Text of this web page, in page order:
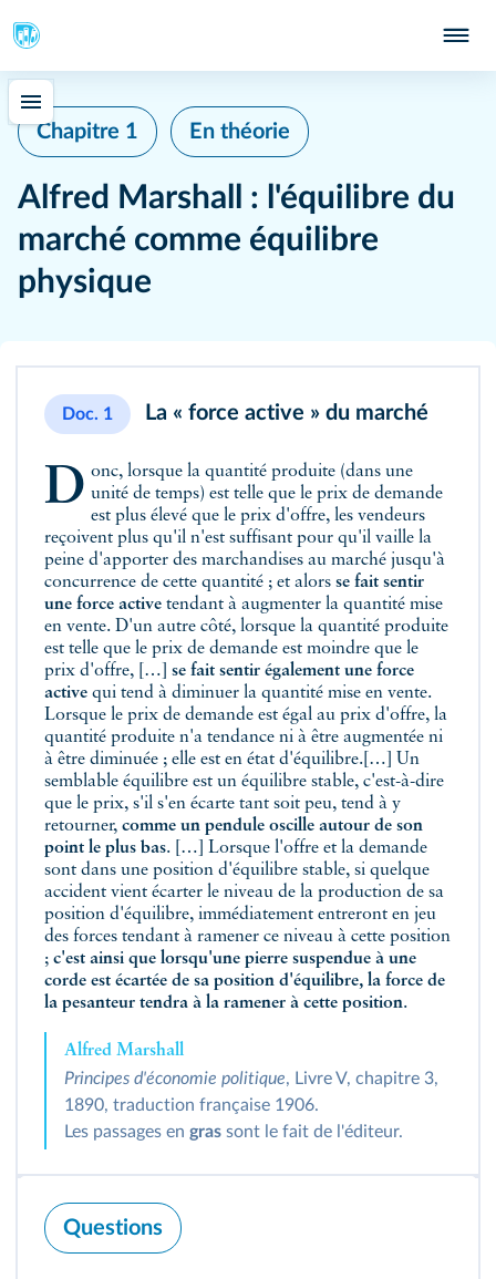
Chapitre 1 En théorie
Alfred Marshall : l'équilibre du
marché comme équilibre
physique
Doc. 1 La « force active » du marché
Donc, lorsque la quantité produite (dans une unité de temps) est telle que le prix de demande
est plus élevé que le prix d'offre, les vendeurs
reçoivent plus qu'il n'est suffisant pour qu'il vaille la
peine d'apporter des marchandises au marché jusqu'à
concurrence de cette quantité ; et alors se fait sentir
une force active tendant à augmenter la quantité mise
en vente. D'un autre côté, lorsque la quantité produite
est telle que le prix de demande est moindre que le
prix d'offre, […] se fait sentir également une force
active qui tend à diminuer la quantité mise en vente.
Lorsque le prix de demande est égal au prix d'offre, la
quantité produite n'a tendance ni à être augmentée ni
à être diminuée ; elle est en état d'équilibre.[…] Un
semblable équilibre est un équilibre stable, c'est-à-dire
que le prix, s'il s'en écarte tant soit peu, tend à y
retourner, comme un pendule oscille autour de son
point le plus bas. […] Lorsque l'offre et la demande
sont dans une position d'équilibre stable, si quelque
accident vient écarter le niveau de la production de sa
position d'équilibre, immédiatement entreront en jeu
des forces tendant à ramener ce niveau à cette position
; c'est ainsi que lorsqu'une pierre suspendue à une
corde est écartée de sa position d'équilibre, la force de
la pesanteur tendra à la ramener à cette position.
Alfred Marshall
Principes d'économie politique, Livre V, chapitre 3,
1890, traduction française 1906.
Les passages en gras sont le fait de l'éditeur.
Questions